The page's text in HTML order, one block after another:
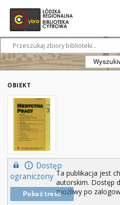
OBIEKT
Dostęp
ograniczony
Pokaż treść
Ta publikacja jest
autorskim. Dostęp
możliwy po